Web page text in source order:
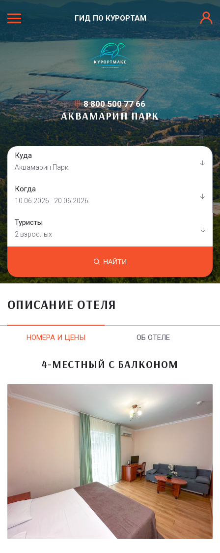
ГИД ПО КУРОРТАМ
8 800 500 77 66
АКВАМАРИН ПАРК
Куда
Аквамарин Парк
Когда
10.06.2026 - 20.06.2026
Туристы
2 взрослых
НАЙТИ
ОПИСАНИЕ ОТЕЛЯ
НОМЕРА И ЦЕНЫ ОБ ОТЕЛЕ
4-МЕСТНЫЙ С БАЛКОНОМ